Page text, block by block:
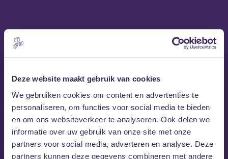
Deze website maakt gebruik van cookies
We gebruiken cookies om content en advertenties te
personaliseren, om functies voor social media te bieden
en om ons websiteverkeer te analyseren. Ook delen we
informatie over uw gebruik van onze site met onze
partners voor social media, adverteren en analyse. Deze
partners kunnen deze gegevens combineren met andere